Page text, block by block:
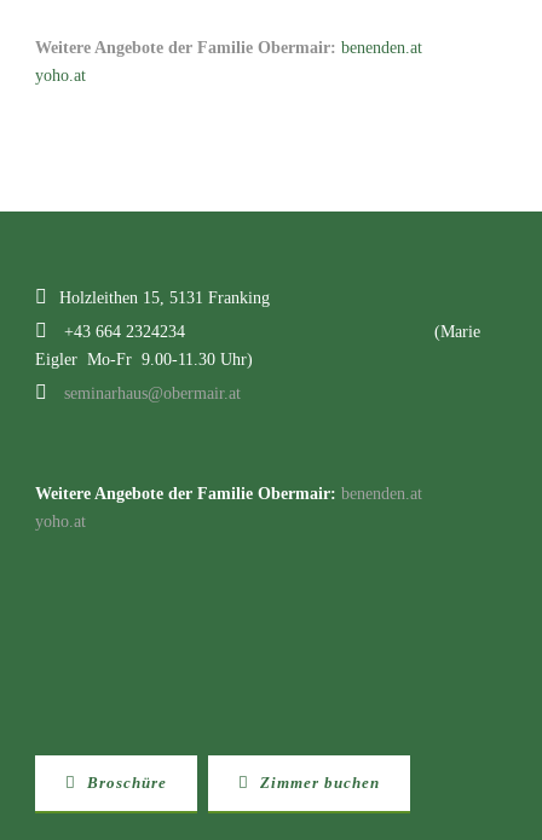
Weitere Angebote der Familie Obermair: benenden.at
yoho.at
Holzleithen 15, 5131 Franking
+43 664 2324234
(Marie
Eigler Mo-Fr 9.00-11.30 Uhr)
seminarhaus@obermair.at
Weitere Angebote der Familie Obermair: benenden.at
yoho.at
Broschüre Zimmer buchen